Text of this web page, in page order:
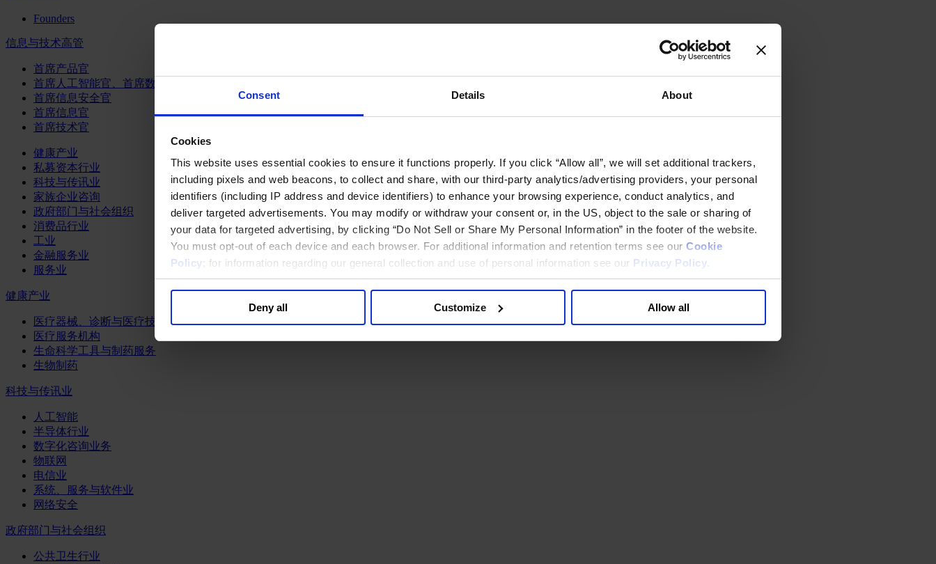
Consent Details About
Cookies
This website uses essential cookies to ensure it functions properly. If you click “Allow all”, we will set additional trackers,
including pixels and web beacons, to collect and share, with our third-party analytics/advertising providers, your personal
identifiers (including IP address and device identifiers) to enhance your browsing experience, conduct analytics, and
deliver targeted advertisements. You may modify or withdraw your consent or, in the US, object to the sale or sharing of
your data for targeted advertising, by clicking “Do Not Sell or Share My Personal Information” in the footer of the website.
You must opt-out of each device and each browser. For additional information and retention terms see our Cookie
Policy; for information regarding our general collection and use of personal information see our Privacy Policy
Deny all Customize Allow all
Founders
信息与技术高管
首席产品官
首席人工智能官、首席数据官和首席数据解析官
首席信息安全官
首席信息官
首席技术官
健康产业
私募资本行业
科技与传讯业
家族企业咨询
政府部门与社会组织
消费品行业
工业
金融服务业
服务业
健康产业
医疗器械、诊断与医疗技术
医疗服务机构
生命科学工具与制药服务
生物制药
科技与传讯业
人工智能
半导体行业
数字化咨询业务
物联网
电信业
系统、服务与软件业
网络安全
政府部门与社会组织
公共卫生行业